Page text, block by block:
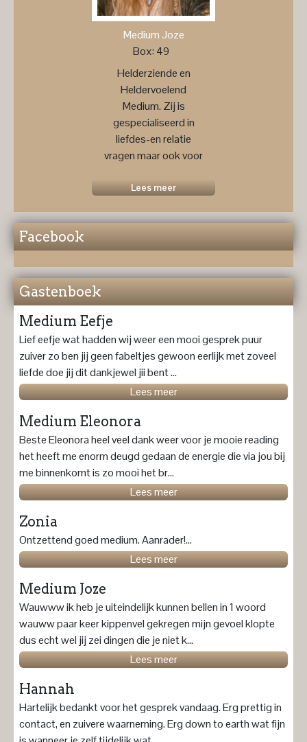
Medium Joze
Box: 49
Helderziende en
Heldervoelend
Medium. Zij is
gespecialiseerd in
liefdes-en relatie
vragen maar ook voor
toekomstprognose ....
Lees meer
Facebook
Gastenboek
Medium Eefje
Lief eefje wat hadden wij weer een mooi gesprek puur
zuiver zo ben jij geen fabeltjes gewoon eerlijk met zoveel
liefde doe jij dit dankjewel jii bent ...
Lees meer
Medium Eleonora
Beste Eleonora heel veel dank weer voor je mooie reading
het heeft me enorm deugd gedaan de energie die via jou bij
me binnenkomt is zo mooi het br...
Lees meer
Zonia
Ontzettend goed medium. Aanrader!...
Lees meer
Medium Joze
Wauwww ik heb je uiteindelijk kunnen bellen in 1 woord
wauww paar keer kippenvel gekregen mijn gevoel klopte
dus echt wel jij zei dingen die je niet k...
Lees meer
Hannah
Hartelijk bedankt voor het gesprek vandaag. Erg prettig in
contact, en zuivere waarneming. Erg down to earth wat fijn